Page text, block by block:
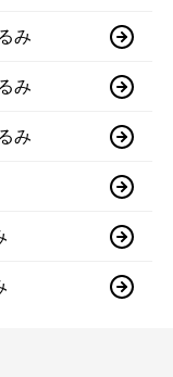
み
み
み